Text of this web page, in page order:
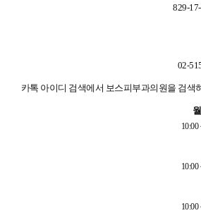
829-
02-
카톡 아이디 검색에서 보스피부과의원을 검색
10:00
10:00
10:00